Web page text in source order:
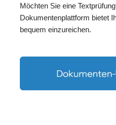
Möchten Sie eine
Dokumentenplattform bietet
bequem einzureichen.